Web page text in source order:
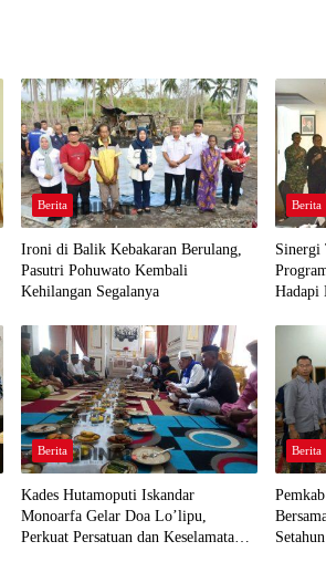
Berita
Ironi di Balik Kebakaran Berulang,
Pasutri Pohuwato Kembali
Kehilangan Segalanya
Berita
Sinergi
Hadapi
Berita
Kades Hutamoputi Iskandar
Monoarfa Gelar Doa Lo’lipu,
Perkuat Persatuan dan Keselamatan
Berita